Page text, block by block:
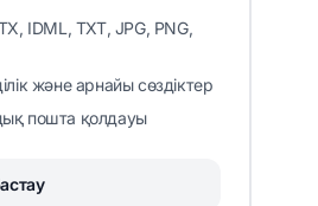
IDML, TXT, JPG, PNG,
және арнайы сөздіктер
пошта қолдауы